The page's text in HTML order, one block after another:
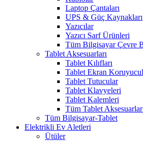
Laptop Çantaları
UPS & Güç Kaynakları
Yazıcılar
Yazıcı Sarf Ürünleri
Tüm Bilgisayar Çevre
Tablet Aksesuarları
Tablet Kılıfları
Tablet Ekran
Tablet Tutucular
Tablet Klavyeleri
Tablet Kalemleri
Tüm Tablet
Tüm Bilgisayar-Tablet
Elektrikli Ev Aletleri
Ütüler